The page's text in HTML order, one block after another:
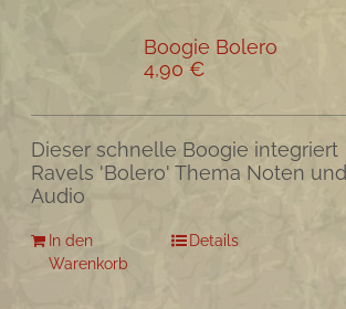
Boogie Bolero
4,90€
Dieser schnelle Boogie integriert
Ravels 'Bolero' Thema Noten und
Audio
In den
Warenkorb
Details